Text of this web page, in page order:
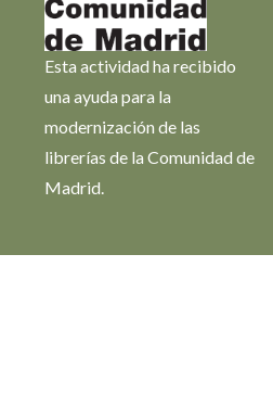
Esta actividad ha recibido
una ayuda para la
modernización de las
librerías de la Comunidad de
Madrid.